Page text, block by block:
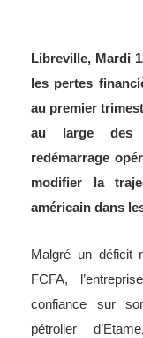
Libreville, Mardi
les pertes
au premier
au large des
redémarrage
modifier la
américain dans
Malgré un déficit
FCFA,
confiance sur
pétrolier